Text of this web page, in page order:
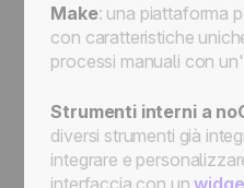
Make: una piattaforma
con caratteristiche
processi manuali con
Strumenti interni a
diversi strumenti già
integrare e
interfaccia con un